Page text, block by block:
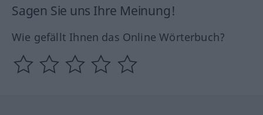
Sagen Sie uns Ihre Meinung!
Wie gefällt Ihnen das Online Wörterbuch?